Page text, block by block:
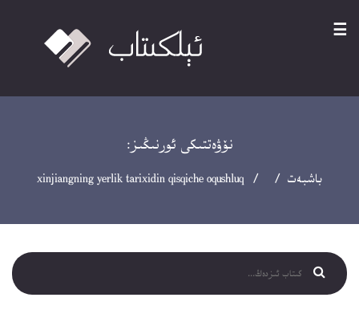
☰
نۆۋەتتىكى ئورنىڭىز:
باشبەت / / xinjiangning yerlik tarixidin qisqiche oqushluq